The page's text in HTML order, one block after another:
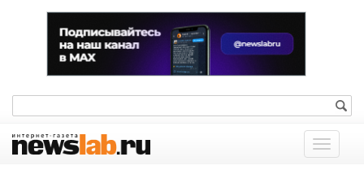
Показать
меню